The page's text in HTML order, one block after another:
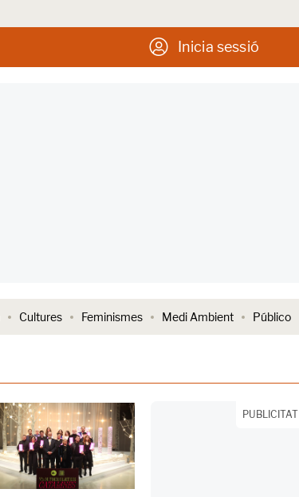
Inicia sessió
Cultures Feminismes Medi Ambient Público
PUBLICITAT